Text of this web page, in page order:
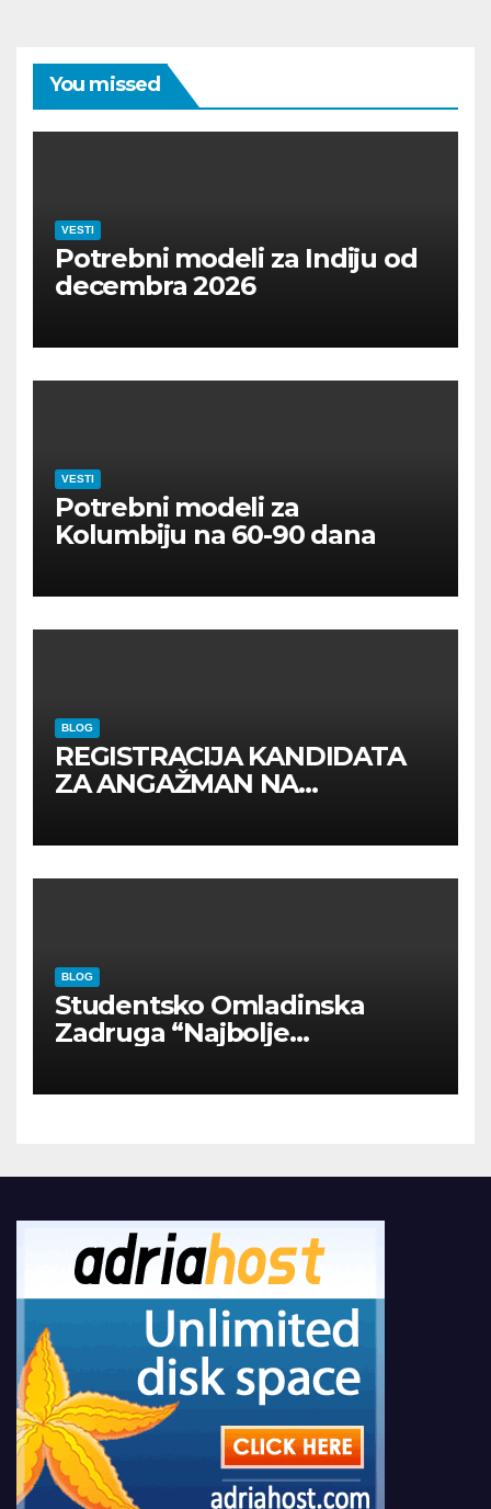
You missed
VESTI
Potrebni modeli za Indiju od
decembra 2026
VESTI
Potrebni modeli za
Kolumbiju na 60-90 dana
BLOG
REGISTRACIJA KANDIDATA
ZA ANGAŽMAN NA
BLOG
Studentsko Omladinska
Zadruga “Najbolje